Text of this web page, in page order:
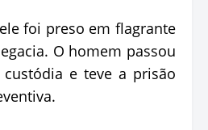
foi preso em flagrante
O homem passou
e teve a prisão